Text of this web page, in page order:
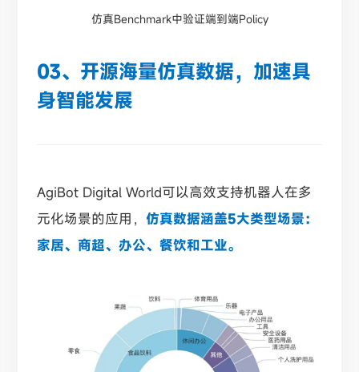
仿真Benchmark中验证端到端Policy
03、开源海量仿真数据，加速具
身智能发展
AgiBot Digital World可以高效支持机器人在多
元化场景的应用，仿真数据涵盖5大类型场景：
家居、商超、办公、餐饮和工业。